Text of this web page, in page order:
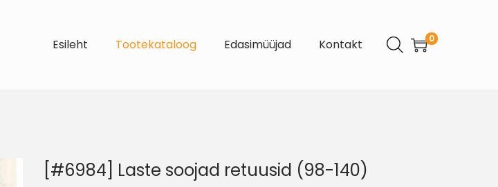
Esileht Tootekataloog Edasimüüjad Kontakt 0
[#6984] Laste soojad retuusid (98-140)